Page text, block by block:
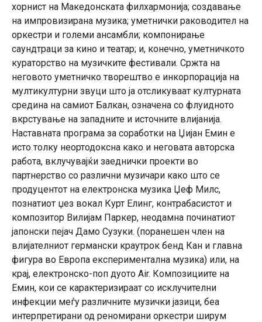
хорнист на Македонската филхармонија; создавање
на импровизирана музика; уметнички раководител на
оркестри и големи ансамбли; компонирање
саундтраци за кино и театар; и, конечно, уметничкото
кураторство на музичките фестивали. Сржта на
неговото уметничко творештво е инкорпорација на
мултикултурни звуци што ја отсликуваат културната
средина на самиот Балкан, означена со флуидното
вкрстување на западните и источните влијанија.
Наставната програма за соработки на Џијан Емин е
исто толку неортодоксна како и неговата авторска
работа, вклучувајќи заеднички проекти во
партнерство со различни музичари како што се
продуцентот на електронска музика Џеф Милс,
познатиот џез вокал Курт Елинг, контрабасистот и
композитор Вилијам Паркер, неодамна починатиот
јапонски пејач Дамо Сузуки. (поранешен член на
влијателниот германски краутрок бенд Кан и главна
фигура во Европа експериментална музика) или, на
крај, електронско-поп дуото Air. Композициите на
Емин, кои се карактеризираат со исклучителни
инфекции меѓу различните музички јазици, беа
интерпретирани од реномирани оркестри ширум